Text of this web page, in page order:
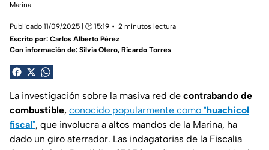
Marina
Publicado 11/09/2025 | 🕑 15:19
2 minutos lectura
Escrito por: Carlos Alberto Pérez
Con información de: Silvia Otero, Ricardo Torres
La investigación sobre la masiva red de contrabando de
combustible, conocido popularmente como "huachicol
fiscal", que involucra a altos mandos de la Marina, ha
dado un giro aterrador. Las indagatorias de la Fiscalía